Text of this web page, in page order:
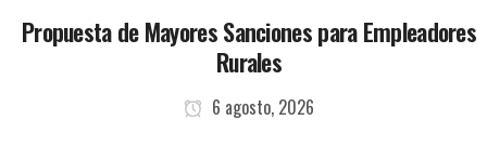
Propuesta de Mayores Sanciones para Empleadores
Rurales
6 agosto, 2026